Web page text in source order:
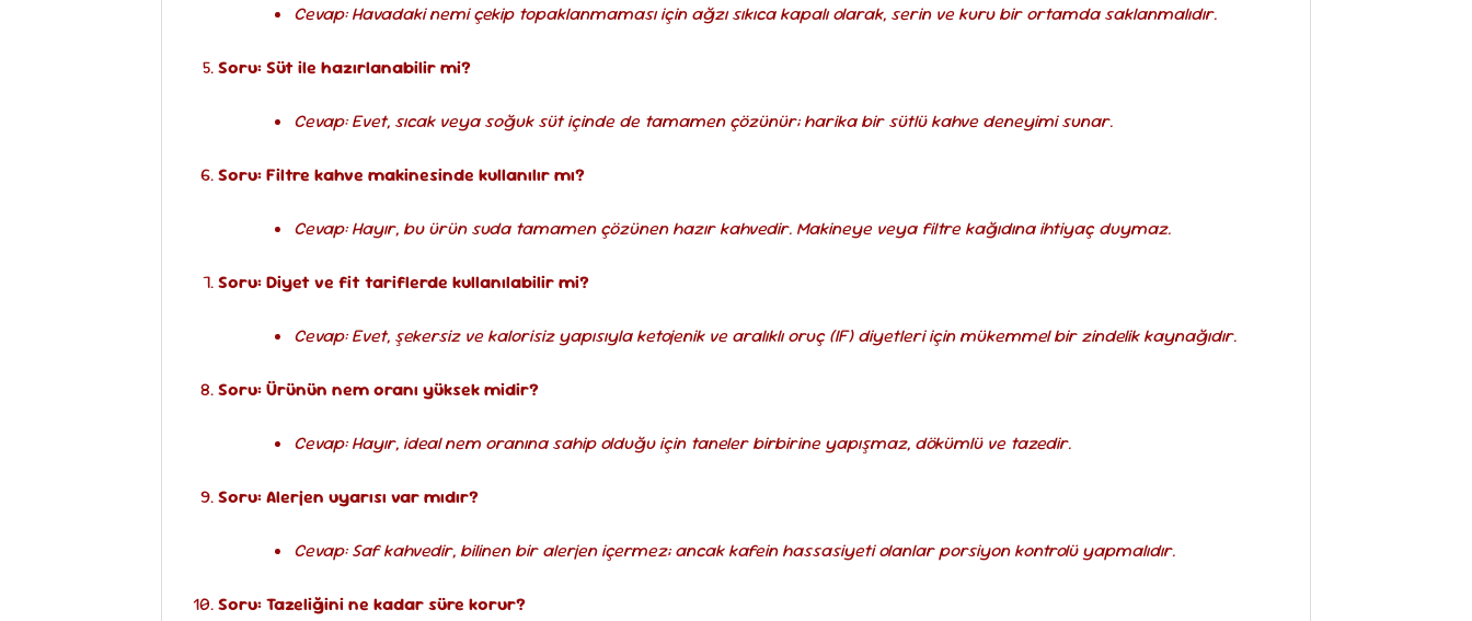
Cevap: Havadaki nemi çekip topaklanmaması için ağzı sıkıca kapalı olarak, serin ve kuru bir ortamda saklanmalıdır.
Soru: Süt ile hazırlanabilir mi?
Cevap: Evet, sıcak veya soğuk süt içinde de tamamen çözünür; harika bir sütlü kahve deneyimi sunar.
Soru: Filtre kahve makinesinde kullanılır mı?
Cevap: Hayır, bu ürün suda tamamen çözünen hazır kahvedir. Makineye veya filtre kağıdına ihtiyaç duymaz.
Soru: Diyet ve fit tariflerde kullanılabilir mi?
Cevap: Evet, şekersiz ve kalorisiz yapısıyla ketojenik ve aralıklı oruç (IF) diyetleri için mükemmel bir zindelik kaynağıdır.
Soru: Ürünün nem oranı yüksek midir?
Cevap: Hayır, ideal nem oranına sahip olduğu için taneler birbirine yapışmaz, dökümlü ve tazedir.
Soru: Alerjen uyarısı var mıdır?
Cevap: Saf kahvedir, bilinen bir alerjen içermez; ancak kafein hassasiyeti olanlar porsiyon kontrolü yapmalıdır.
Soru: Tazeliğini ne kadar süre korur?